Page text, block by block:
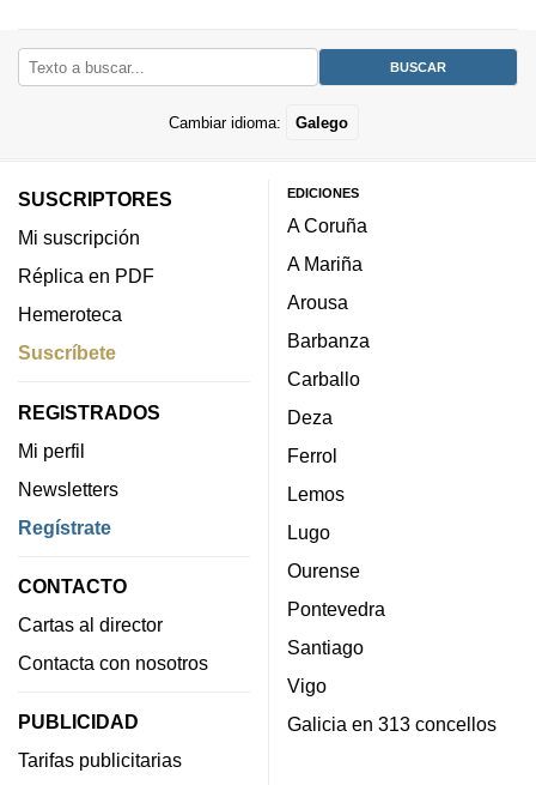
Cambiar idioma: Galego
SUSCRIPTORES
Mi suscripción
Réplica en PDF
Hemeroteca
Suscríbete
REGISTRADOS
Mi perfil
Newsletters
Regístrate
CONTACTO
Cartas al director
Contacta con nosotros
PUBLICIDAD
Tarifas publicitarias
EDICIONES
A Coruña
A Mariña
Arousa
Barbanza
Carballo
Deza
Ferrol
Lemos
Lugo
Ourense
Pontevedra
Santiago
Vigo
Galicia en 313 concellos